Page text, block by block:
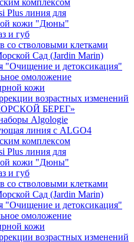
комплексом
Plus линия для
кожи "Дюны"
и губ
со стволовыми клетками
Сад (Jardin Marin)
"Очищение и детоксикация"
омоложение
кожи
возрастных изменений
БЕРЕГ»
Algologie
линия с ALGO4
комплексом
Plus линия для
кожи "Дюны"
и губ
со стволовыми клетками
Сад (Jardin Marin)
"Очищение и детоксикация"
омоложение
кожи
возрастных изменений